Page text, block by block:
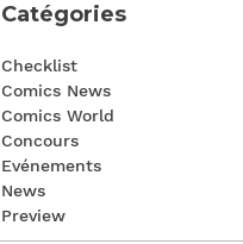
Catégories
Checklist
Comics News
Comics World
Concours
Evénements
News
Preview